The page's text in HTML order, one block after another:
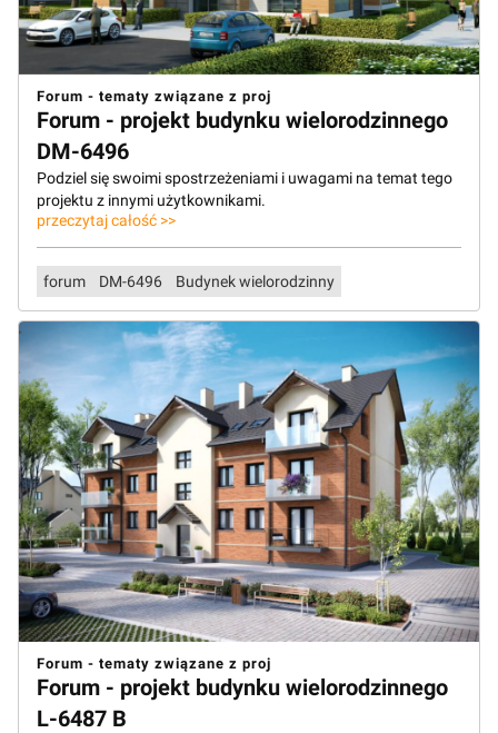
Forum - tematy związane z proj
Forum - projekt budynku wielorodzinnego
DM-6496
Podziel się swoimi spostrzeżeniami i uwagami na temat tego
projektu z innymi użytkownikami.
przeczytaj całość >>
forum DM-6496 Budynek wielorodzinny
Forum - tematy związane z proj
Forum - projekt budynku wielorodzinnego
L-6487 B